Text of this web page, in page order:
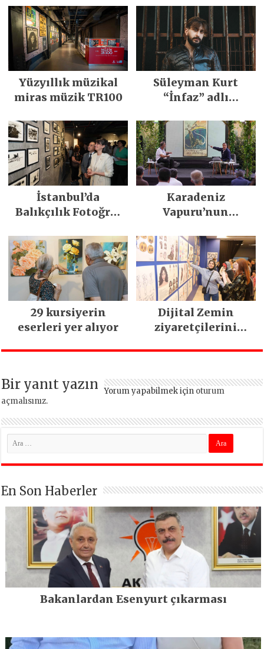
Yüzyıllık müzikal
miras müzik TR100
Süleyman Kurt
“İnfaz” adlı
müzikseverlerle
buluşturdu
İstanbul’da
Balıkçılık Fotoğraf
Karadeniz
Vapuru’nun
29 kursiyerin
eserleri yer alıyor
Dijital Zemin
ziyaretçilerini
Bir yanıt yazın Yorum yapabilmek için oturum
açmalısınız.
En Son Haberler
Bakanlardan Esenyurt çıkarması